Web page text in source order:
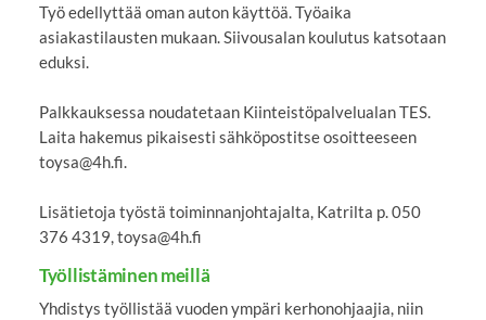
Työ edellyttää oman auton käyttöä. Työaika
asiakastilausten mukaan. Siivousalan koulutus katsotaan
eduksi.
Palkkauksessa noudatetaan Kiinteistöpalvelualan TES.
Laita hakemus pikaisesti sähköpostitse osoitteeseen
toysa@4h.fi.
Lisätietoja työstä toiminnanjohtajalta, Katrilta p. 050
376 4319, toysa@4h.fi
Työllistäminen meillä
Yhdistys työllistää vuoden ympäri kerhonohjaajia, niin